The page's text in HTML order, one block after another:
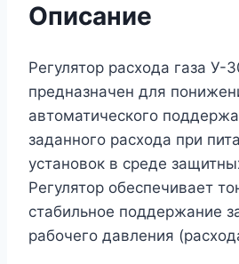
Описание
Регулятор расхода газа
предназначен для
автоматического
заданного расхода при
установок в среде
Регулятор обеспечивает
стабильное поддержание
рабочего давления